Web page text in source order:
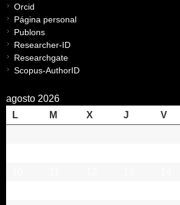
Orcid
Página personal
Publons
Researcher-ID
Researchgate
Scopus-AuthorID
agosto 2026
L
M X J V